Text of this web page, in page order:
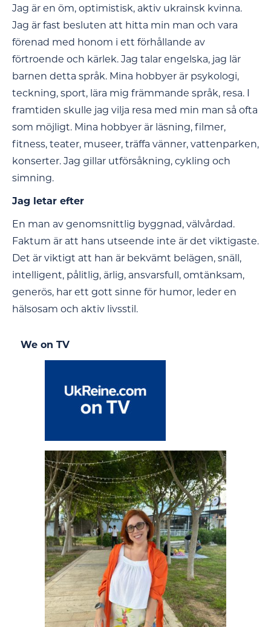
Jag är en öm, optimistisk, aktiv ukrainsk kvinna.
Jag är fast besluten att hitta min man och vara
förenad med honom i ett förhållande av
förtroende och kärlek. Jag talar engelska, jag lär
barnen detta språk. Mina hobbyer är psykologi,
teckning, sport, lära mig främmande språk, resa. I
framtiden skulle jag vilja resa med min man så ofta
som möjligt. Mina hobbyer är läsning, filmer,
fitness, teater, museer, träffa vänner, vattenparken,
konserter. Jag gillar utförsåkning, cykling och
simning.
Jag letar efter
En man av genomsnittlig byggnad, välvårdad.
Faktum är att hans utseende inte är det viktigaste.
Det är viktigt att han är bekvämt belägen, snäll,
intelligent, pålitlig, ärlig, ansvarsfull, omtänksam,
generös, har ett gott sinne för humor, leder en
hälsosam och aktiv livsstil.
We on TV